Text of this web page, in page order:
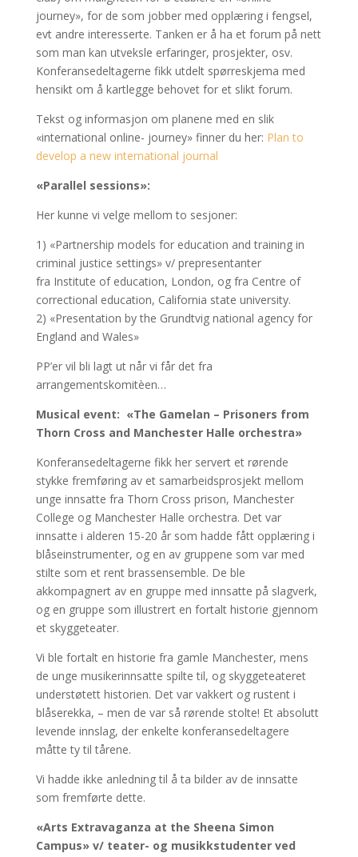
journey», for de som jobber med opplæring i fengsel,
evt andre interesserte. Tanken er å ha et forum på nett
som man kan utveksle erfaringer, prosjekter, osv.
Konferansedeltagerne fikk utdelt spørreskjema med
hensikt om å kartlegge behovet for et slikt forum.
Tekst og informasjon om planene med en slik
«international online- journey» finner du her: Plan to
develop a new international journal
«Parallel sessions»:
Her kunne vi velge mellom to sesjoner:
1) «Partnership models for education and training in
criminal justice settings» v/ prepresentanter
fra Institute of education, London, og fra Centre of
correctional education, California state university.
2) «Presentation by the Grundtvig national agency for
England and Wales»
PP’er vil bli lagt ut når vi får det fra
arrangementskomitèen…
Musical event: «The Gamelan – Prisoners from
Thorn Cross and Manchester Halle orchestra»
Konferansedeltagerne fikk her servert et rørende
stykke fremføring av et samarbeidsprosjekt mellom
unge innsatte fra Thorn Cross prison, Manchester
College og Manchester Halle orchestra. Det var
innsatte i alderen 15-20 år som hadde fått opplæring i
blåseinstrumenter, og en av gruppene som var med
stilte som et rent brassensemble. De ble
akkompagnert av en gruppe med innsatte på slagverk,
og en gruppe som illustrert en fortalt historie gjennom
et skyggeteater.
Vi ble fortalt en historie fra gamle Manchester, mens
de unge musikerinnsatte spilte til, og skyggeteateret
understøtett historien. Det var vakkert og rustent i
blåserekka, – men de var så rørende stolte! Et absolutt
levende innslag, der enkelte konferansedeltagere
måtte ty til tårene.
Vi hadde ikke anledning til å ta bilder av de innsatte
som fremførte dette.
«Arts Extravaganza at the Sheena Simon
Campus» v/ teater- og musikkstudenter ved